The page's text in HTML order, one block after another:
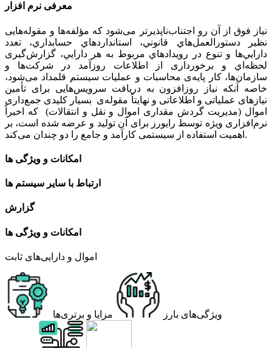
معرفی نرم افزار
نیاز فوق از آن رو اجتناب‌ناپذیرتر می‌شود که مؤلفه‌ها و مقوله‌هایی
نظير دستورالعمل‌هاي قانوني، استانداردهاي حسابداري، تعدد
دارايي‌ها و تنوع در رويدادهاي مربوط به هر دارايي، گزارش‌گیری
لحظه‌اي و برخورداری از اطلاعات روزآمد در شرکت‌ها و
سازمان‌ها، کار پایه‌ی محاسبات و عملیات سیستم قلمداد می‌شود،
خاصه آنکه نیاز روزافزون به دریافت سرویس‌هایی برای تأمین
نیازهای عملیاتی و اطلاعاتی و نهایتاً مقوله‌ی بسیار کلیدی جمع‌داری
اموال (مدیریت گردش مقداری اموال و نقل ‌و انتقالات)
که اخیراً
نرم‌افزاری ویژه توسط رایورز برای آن تولید و عرضه شده است، بر
اهمیت استفاده از سیستمی کارآمد و جامع را دو چندان می‌کند .
امکانات و ویژگی ها
ارتباط با سایر سیستم ها
گزارش
امکانات و ویژگی ها
اموال و دارایی‌های ثابت
ویژگی‌های بارز مزایا و برتری‌ها